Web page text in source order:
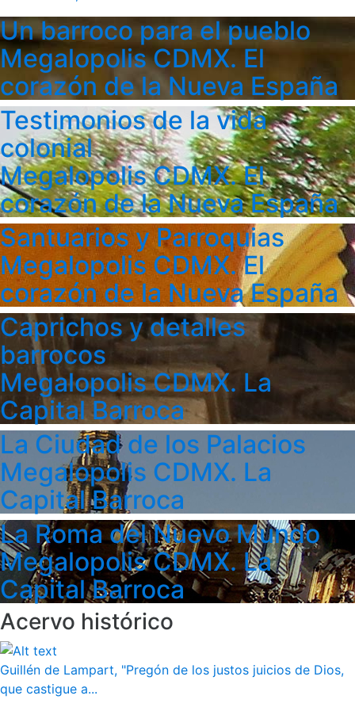
Un barroco para el pueblo
Megalopolis CDMX. El
corazón de la Nueva España
Testimonios de la vida
colonial
Megalopolis CDMX. El
corazón de la Nueva España
Santuarios y Parroquias
Megalopolis CDMX. El
corazón de la Nueva España
Caprichos y detalles
barrocos
Megalopolis CDMX. La
Capital Barroca
La Ciudad de los Palacios
Megalopolis CDMX. La
Capital Barroca
La Roma del Nuevo Mundo
Megalopolis CDMX. La
Capital Barroca
Acervo histórico
Guillén de Lampart, "Pregón de los justos juicios de Dios,
que castigue a...